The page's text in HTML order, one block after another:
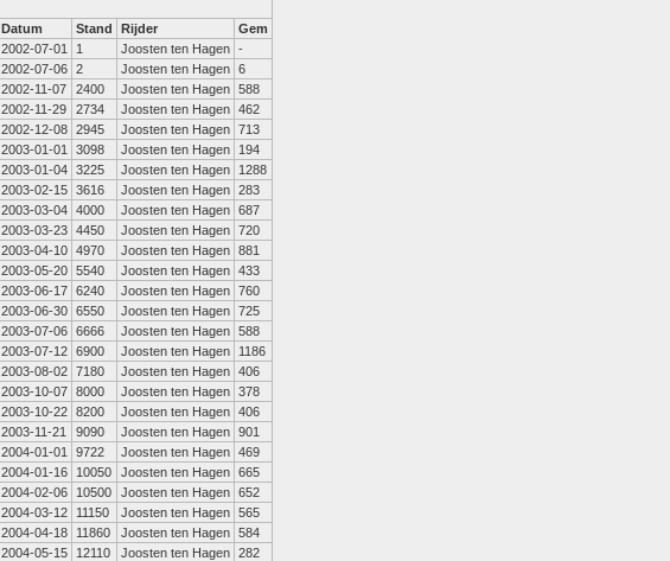
Datum Stand Rijder
Gem
2002-07-01
1 Joosten ten Hagen -
2002-07-06 2 Joosten ten Hagen 6
2002-11-07
2400 Joosten ten Hagen 588
2002-11-29
2734 Joosten ten Hagen 462
2002-12-08 2945 Joosten ten Hagen 713
2003-01-01
3098 Joosten ten Hagen
194
2003-01-04 3225 Joosten ten Hagen
1288
2003-02-15 3616 Joosten ten Hagen 283
2003-03-04 4000 Joosten ten Hagen 687
2003-03-23 4450 Joosten ten Hagen 720
2003-04-10 4970 Joosten ten Hagen 881
2003-05-20 5540 Joosten ten Hagen 433
2003-06-17 6240 Joosten ten Hagen 760
2003-06-30 6550 Joosten ten Hagen 725
2003-07-06 6666 Joosten ten Hagen 588
2003-07-12 6900 Joosten ten Hagen
1186
2003-08-02 7180 Joosten ten Hagen 406
2003-10-07 8000 Joosten ten Hagen 378
2003-10-22 8200 Joosten ten Hagen 406
2003-11-21
9090 Joosten ten Hagen 901
2004-01-01
9722 Joosten ten Hagen 469
2004-01-16
10050 Joosten ten Hagen 665
2004-02-06
10500 Joosten ten Hagen 652
2004-03-12
11150 Joosten ten Hagen 565
2004-04-18
11860 Joosten ten Hagen 584
2004-05-15
12110 Joosten ten Hagen 282